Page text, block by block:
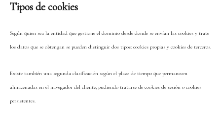
Tipos de cookies
Según quien sea la entidad que gestione el dominio desde donde se envían las cookies y trate
los datos que se obtengan se pueden distinguir dos tipos: cookies propias y cookies de terceros.
Existe también una segunda clasificación según el plazo de tiempo que permanecen
almacenadas en el navegador del cliente, pudiendo tratarse de cookies de sesión o cookies
persistentes.